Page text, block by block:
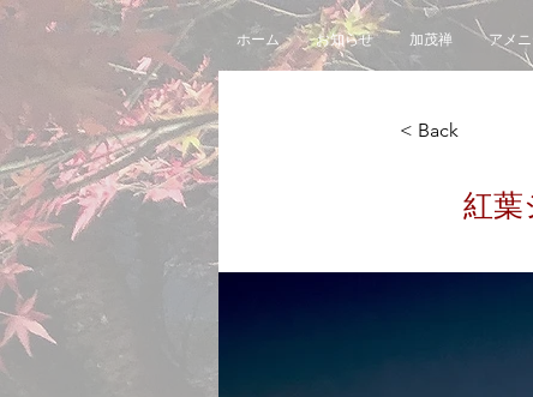
ホーム お知らせ 加茂禅 アメ
< Back
紅葉